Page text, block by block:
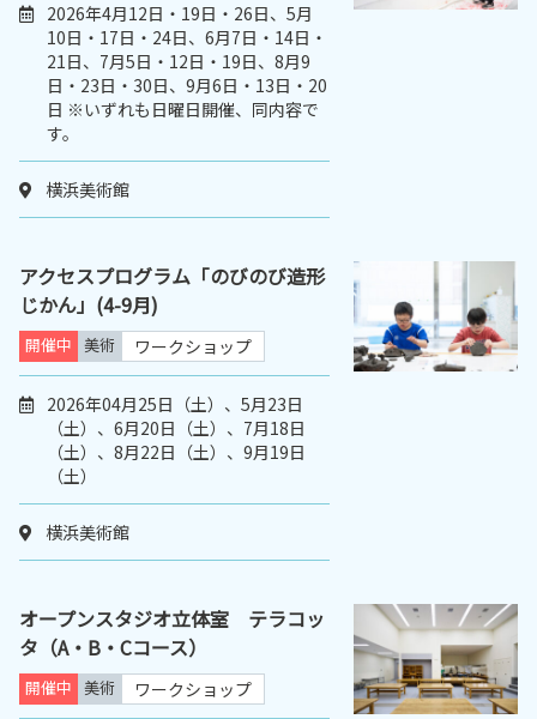
2026年4月12日・19日・26日、5月
10日・17日・24日、6月7日・14日・
21日、7月5日・12日・19日、8月9
日・23日・30日、9月6日・13日・20
日 ※いずれも日曜日開催、同内容で
す。
横浜美術館
アクセスプログラム「のびのび造形
じかん」(4-9月)
開催中 美術 ワークショップ
2026年04月25日（土）、5月23日
（土）、6月20日（土）、7月18日
（土）、8月22日（土）、9月19日
（土）
横浜美術館
オープンスタジオ立体室 テラコッ
タ（A・B・Cコース）
開催中 美術 ワークショップ